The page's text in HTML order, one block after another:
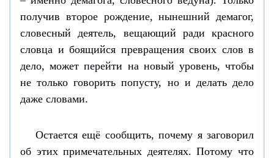
получив второе рождение, нынешний демагог,
словесный деятель, вещающий ради красного
словца и боящийся превращения своих слов в
дело, может перейти на новый уровень, чтобы
не только говорить попусту, но и делать дело
даже словами.
Остается ещё сообщить, почему я заговорил
об этих примечательных деятелях. Потому что